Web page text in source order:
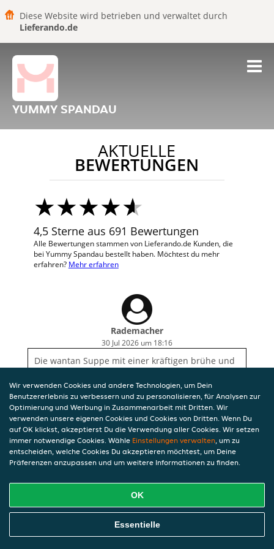
Diese Website wird betrieben und verwaltet durch
Lieferando.de
YUMMY SPANDAU
AKTUELLE
BEWERTUNGEN
4,5 Sterne aus 691 Bewertungen
Alle Bewertungen stammen von Lieferando.de Kunden, die
bei Yummy Spandau bestellt haben. Möchtest du mehr
erfahren? Mehr erfahren
Rademacher
30 Jul 2026 um 18:16
Die wantan Suppe mit einer kräftigen brühe und
Wir verwenden Cookies und andere Technologien, um Dein
Benutzererlebnis zu verbessern und zu personalisieren, für Analysen zur
Optimierung und Werbung in Zusammenarbeit mit Dritten. Wir
verwenden unsere eigenen Cookies und Cookies von Dritten. Wenn Du
auf OK klickst, akzeptierst Du die Verwendung aller Cookies. Wir setzen
immer notwendige Cookies. Wähle Einstellungen verwalten, um zu
entscheiden, welche Cookies Du akzeptieren möchtest, um Deine
Präferenzen anzupassen und um weitere Informationen zu finden.
OK
Essentielle